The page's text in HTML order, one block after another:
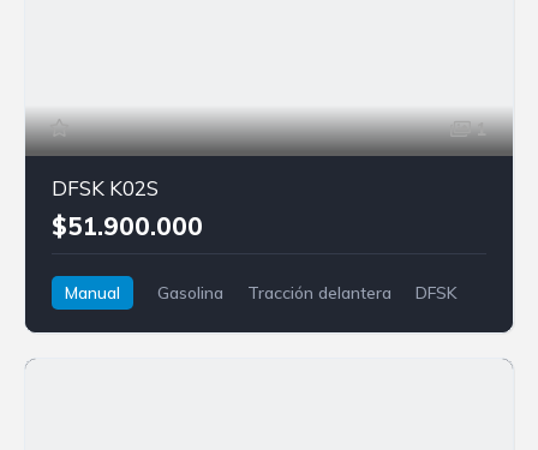
1
DFSK K02S
$51.900.000
Manual Gasolina Tracción delantera
DFSK